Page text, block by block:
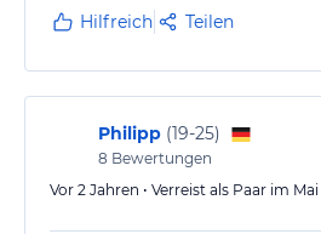
Hilfreich Teilen
Philipp (19-25)
8 Bewertungen
Vor 2 Jahren • Verreist als Paar im